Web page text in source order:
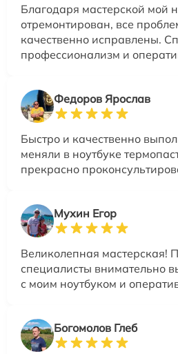
Благодаря мастерской мой
отремонтирован, все
качественно исправлены.
профессионализм и
Федоров Ярослав
Быстро и качественно
меняли в ноутбуке
прекрасно
Мухин Егор
Великолепная мастерская!
специалисты внимательно
с моим ноутбуком и
Богомолов Глеб